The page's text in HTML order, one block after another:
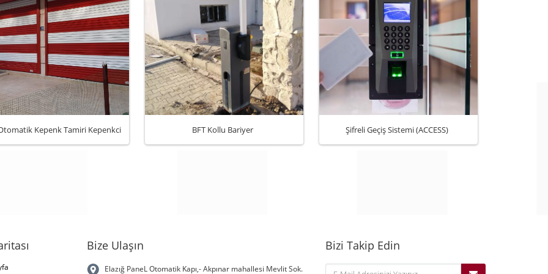
Kepenk Tamiri Kepenkci BFT Kollu Bariyer Şifreli Geçiş Sistemi (ACCESS)
Bize Ulaşın
Elazığ PaneL Otomatik Kapı,- Akpınar mahallesi Mevlit Sok.
Bizi Takip Edin